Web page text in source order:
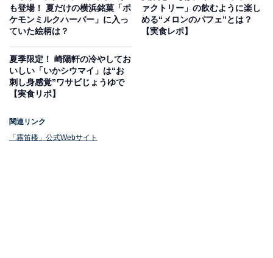
も登場！ 夏だけの横浜銘菓「ポ
ケモンミルクハーバー」に入っ
ていた絵柄は？
ァクトリー」の飲むように楽し
める“メロンのパフェ”とは？
【実食レポ】
夏季限定！ 崎陽軒の冷やしてお
いしい「いかシウマイ」は“お
刺し身感覚”ワサビじょうゆで
【実食リポ】
関連リンク
「霧笛楼」公式Webサイト